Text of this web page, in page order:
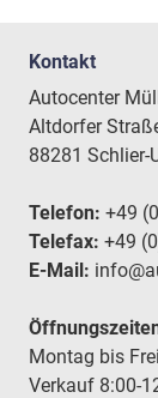
Kontakt
Autocenter
Altdorfer
88281 Schlier-
Telefon: +49
Telefax: +49
E-Mail:
Montag bis
Verkauf 8:00-